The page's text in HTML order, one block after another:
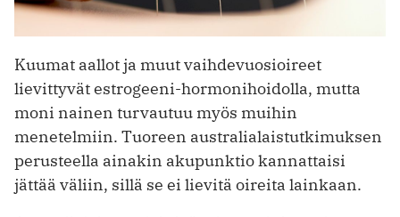
Kuumat aallot ja muut vaihdevuosioireet
lievittyvät estrogeeni-hormonihoidolla, mutta
moni nainen turvautuu myös muihin
menetelmiin. Tuoreen australialaistutkimuksen
perusteella ainakin akupunktio kannattaisi
jättää väliin, sillä se ei lievitä oireita lainkaan.